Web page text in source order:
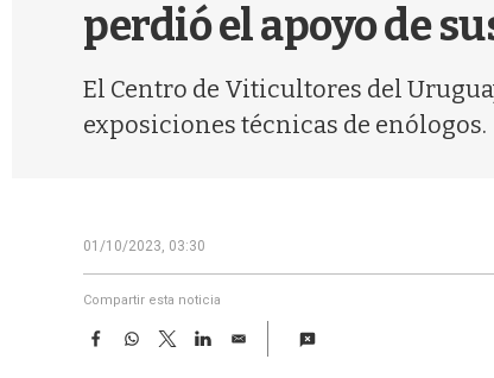
perdió el apoyo de
El Centro de Viticultores del
exposiciones técnicas de enólogos.
01/10/2023, 03:30
Compartir esta noticia
F
W
T
w
L
E